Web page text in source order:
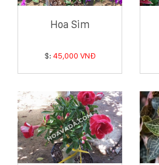
Hoa Sim
$: 45,000 VNĐ